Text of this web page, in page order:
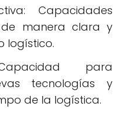
Capacidades
manera clara y
logístico.
para
tecnologías y
de la logística.